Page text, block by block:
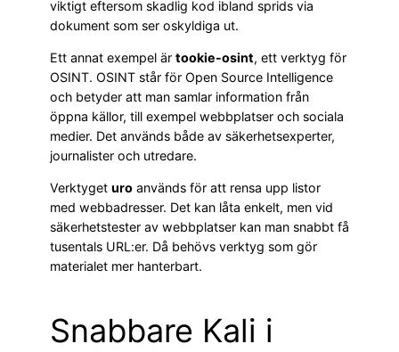
viktigt eftersom skadlig kod ibland sprids via
dokument som ser oskyldiga ut.
Ett annat exempel är tookie-osint, ett verktyg för
OSINT. OSINT står för Open Source Intelligence
och betyder att man samlar information från
öppna källor, till exempel webbplatser och sociala
medier. Det används både av säkerhetsexperter,
journalister och utredare.
Verktyget uro används för att rensa upp listor
med webbadresser. Det kan låta enkelt, men vid
säkerhetstester av webbplatser kan man snabbt få
tusentals URL:er. Då behövs verktyg som gör
materialet mer hanterbart.
Snabbare Kali i